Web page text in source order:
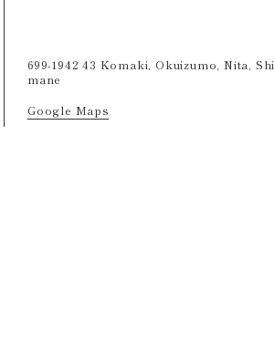
699-1942 43 Komaki, Okuizumo, Nita, Shi
mane
Google Maps